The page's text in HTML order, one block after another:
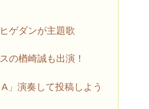
ゲダンが主題歌
の楢崎誠も出演！
」演奏して投稿しよう